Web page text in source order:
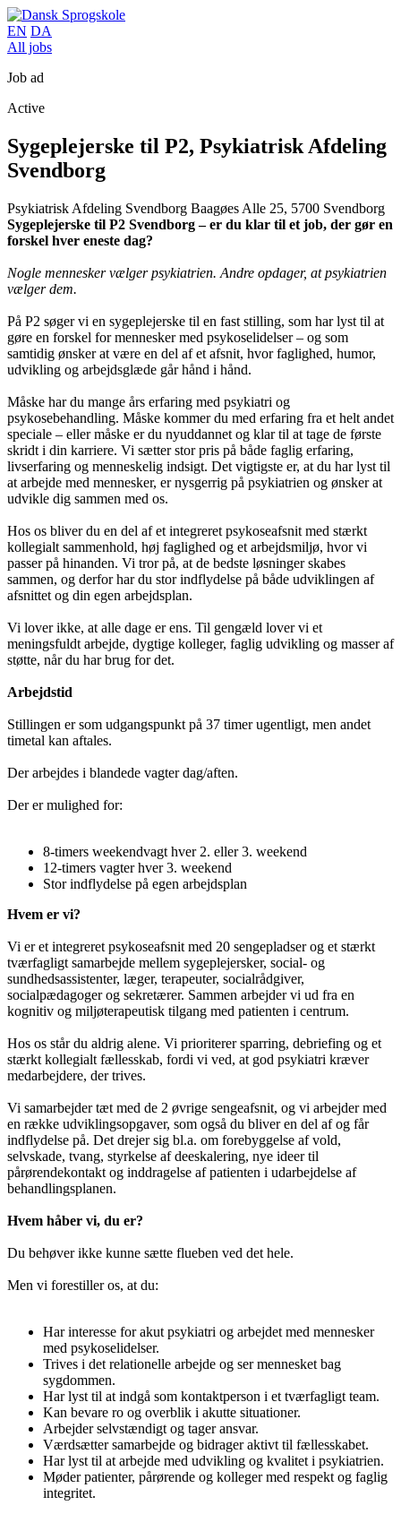
EN DA
All jobs
Job ad
Active
Sygeplejerske til P2, Psykiatrisk Afdeling
Svendborg
Psykiatrisk Afdeling Svendborg Baagøes Alle 25, 5700 Svendborg
Sygeplejerske til P2 Svendborg – er du klar til et job, der gør en
forskel hver eneste dag?
Nogle mennesker vælger psykiatrien. Andre opdager, at psykiatrien
vælger dem.
På P2 søger vi en sygeplejerske til en fast stilling, som har lyst til at
gøre en forskel for mennesker med psykoselidelser – og som
samtidig ønsker at være en del af et afsnit, hvor faglighed, humor,
udvikling og arbejdsglæde går hånd i hånd.
Måske har du mange års erfaring med psykiatri og
psykosebehandling. Måske kommer du med erfaring fra et helt andet
speciale – eller måske er du nyuddannet og klar til at tage de første
skridt i din karriere. Vi sætter stor pris på både faglig erfaring,
livserfaring og menneskelig indsigt. Det vigtigste er, at du har lyst til
at arbejde med mennesker, er nysgerrig på psykiatrien og ønsker at
udvikle dig sammen med os.
Hos os bliver du en del af et integreret psykoseafsnit med stærkt
kollegialt sammenhold, høj faglighed og et arbejdsmiljø, hvor vi
passer på hinanden. Vi tror på, at de bedste løsninger skabes
sammen, og derfor har du stor indflydelse på både udviklingen af
afsnittet og din egen arbejdsplan.
Vi lover ikke, at alle dage er ens. Til gengæld lover vi et
meningsfuldt arbejde, dygtige kolleger, faglig udvikling og masser af
støtte, når du har brug for det.
Arbejdstid
Stillingen er som udgangspunkt på 37 timer ugentligt, men andet
timetal kan aftales.
Der arbejdes i blandede vagter dag/aften.
Der er mulighed for:
8-timers weekendvagt hver 2. eller 3. weekend
12-timers vagter hver 3. weekend
Stor indflydelse på egen arbejdsplan
Hvem er vi?
Vi er et integreret psykoseafsnit med 20 sengepladser og et stærkt
tværfagligt samarbejde mellem sygeplejersker, social- og
sundhedsassistenter, læger, terapeuter, socialrådgiver,
socialpædagoger og sekretærer. Sammen arbejder vi ud fra en
kognitiv og miljøterapeutisk tilgang med patienten i centrum.
Hos os står du aldrig alene. Vi prioriterer sparring, debriefing og et
stærkt kollegialt fællesskab, fordi vi ved, at god psykiatri kræver
medarbejdere, der trives.
Vi samarbejder tæt med de 2 øvrige sengeafsnit, og vi arbejder med
en række udviklingsopgaver, som også du bliver en del af og får
indflydelse på. Det drejer sig bl.a. om forebyggelse af vold,
selvskade, tvang, styrkelse af deeskalering, nye ideer til
pårørendekontakt og inddragelse af patienten i udarbejdelse af
behandlingsplanen.
Hvem håber vi, du er?
Du behøver ikke kunne sætte flueben ved det hele.
Men vi forestiller os, at du:
Har interesse for akut psykiatri og arbejdet med mennesker
med psykoselidelser.
Trives i det relationelle arbejde og ser mennesket bag
sygdommen.
Har lyst til at indgå som kontaktperson i et tværfagligt team.
Kan bevare ro og overblik i akutte situationer.
Arbejder selvstændigt og tager ansvar.
Værdsætter samarbejde og bidrager aktivt til fællesskabet.
Har lyst til at arbejde med udvikling og kvalitet i psykiatrien.
Møder patienter, pårørende og kolleger med respekt og faglig
integritet.